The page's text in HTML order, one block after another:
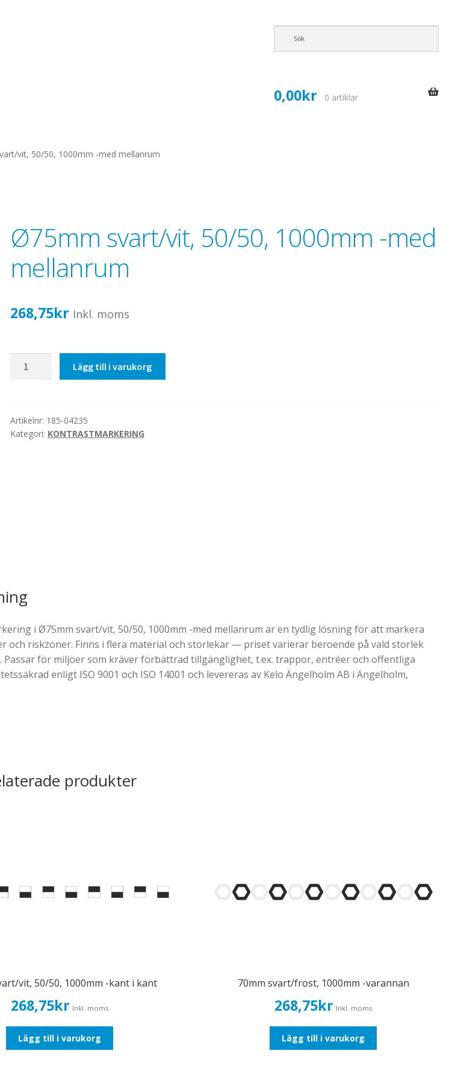
0,00kr 0 artiklar
vit, 50/50, 1000mm -med mellanrum
Ø75mm svart/vit, 50/50, 1000mm -med
mellanrum
268,75kr Inkl. moms
-
med
Lägg till i varukorg
Artikelnr: 185-04235
Kategori: KONTRASTMARKERING
i Ø75mm svart/vit, 50/50, 1000mm -med mellanrum är en tydlig lösning för att markera
och riskzoner. Finns i flera material och storlekar — priset varierar beroende på vald storlek
Passar för miljöer som kräver förbättrad tillgänglighet, t.ex. trappor, entréer och offentliga
enligt ISO 9001 och ISO 14001 och levereras av Kelo Ängelholm AB i Ängelholm,
produkter
vit, 50/50, 1000mm -kant i kant
268,75kr Inkl. moms
Lägg till i varukorg
70mm svart/frost, 1000mm -varannan
268,75kr Inkl. moms
Lägg till i varukorg